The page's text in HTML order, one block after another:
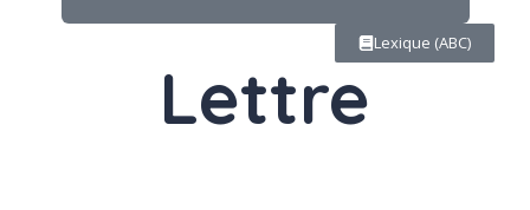
Lexique (ABC)
Lettre